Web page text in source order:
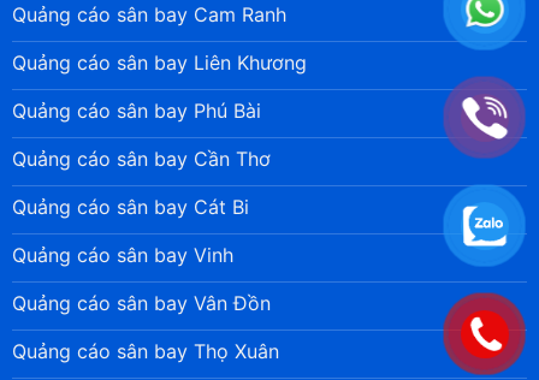
Quảng cáo sân bay Cam Ranh
Quảng cáo sân bay Liên Khương
Quảng cáo sân bay Phú Bài
Quảng cáo sân bay Cần Thơ
Quảng cáo sân bay Cát Bi
Quảng cáo sân bay Vinh
Quảng cáo sân bay Vân Đồn
Quảng cáo sân bay Thọ Xuân